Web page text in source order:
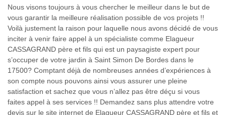
Nous visons toujours à vous chercher le meilleur dans le but de
vous garantir la meilleure réalisation possible de vos projets !!
Voilà justement la raison pour laquelle nous avons décidé de vous
inciter à venir faire appel à un spécialiste comme Elagueur
CASSAGRAND père et fils qui est un paysagiste expert pour
s’occuper de votre jardin à Saint Simon De Bordes dans le
17500? Comptant déjà de nombreuses années d’expériences à
son compte nous pouvons ainsi vous assurer une pleine
satisfaction et sachez que vous n’allez pas être déçu si vous
faites appel à ses services !! Demandez sans plus attendre votre
devis sur le site internet de Elagueur CASSAGRAND père et fils et